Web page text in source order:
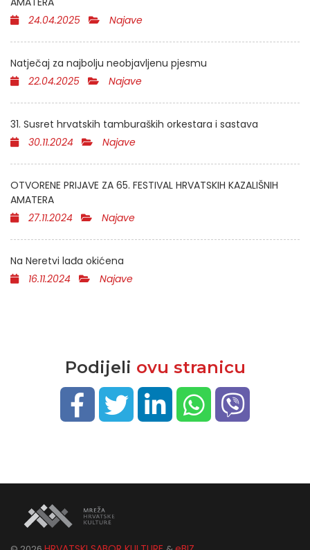
24.04.2025
Najave
Natječaj za najbolju neobjavljenu pjesmu
22.04.2025
Najave
31. Susret hrvatskih tamburaških orkestara i sastava
30.11.2024
Najave
OTVORENE PRIJAVE ZA 65. FESTIVAL HRVATSKIH KAZALIŠNIH
AMATERA
27.11.2024
Najave
Na Neretvi lađa okićena
16.11.2024
Najave
Podijeli ovu stranicu